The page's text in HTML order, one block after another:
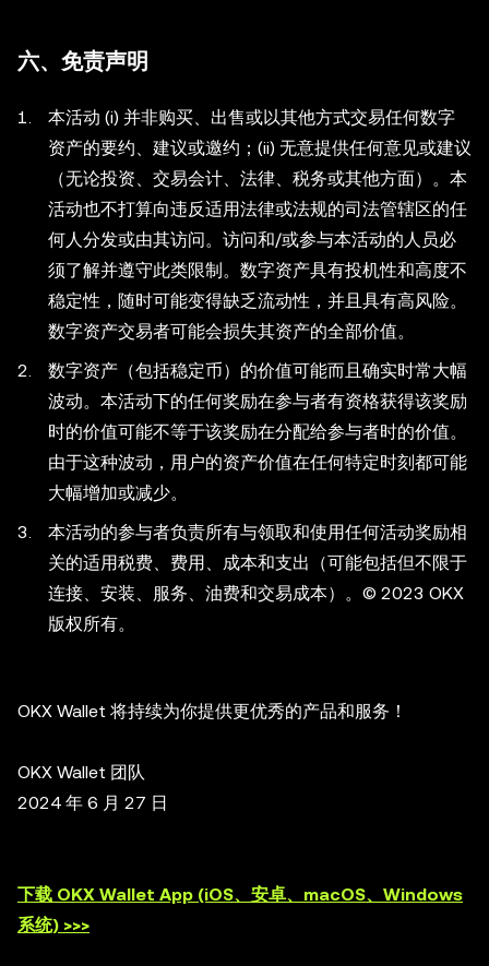
六、免责声明
本活动 (i) 并非购买、出售或以其他方式交易任何数字
资产的要约、建议或邀约；(ii) 无意提供任何意见或建议
（无论投资、交易会计、法律、税务或其他方面）。本
活动也不打算向违反适用法律或法规的司法管辖区的任
何人分发或由其访问。访问和/或参与本活动的人员必
须了解并遵守此类限制。数字资产具有投机性和高度不
稳定性，随时可能变得缺乏流动性，并且具有高风险。
数字资产交易者可能会损失其资产的全部价值。
数字资产（包括稳定币）的价值可能而且确实时常大幅
波动。本活动下的任何奖励在参与者有资格获得该奖励
时的价值可能不等于该奖励在分配给参与者时的价值。
由于这种波动，用户的资产价值在任何特定时刻都可能
大幅增加或减少。
本活动的参与者负责所有与领取和使用任何活动奖励相
关的适用税费、费用、成本和支出（可能包括但不限于
连接、安装、服务、油费和交易成本）。© 2023 OKX
版权所有。
OKX Wallet 将持续为你提供更优秀的产品和服务！
OKX Wallet 团队
2024 年 6 月 27 日
下载 OKX Wallet App (iOS、安卓、macOS、Windows
系统) >>>